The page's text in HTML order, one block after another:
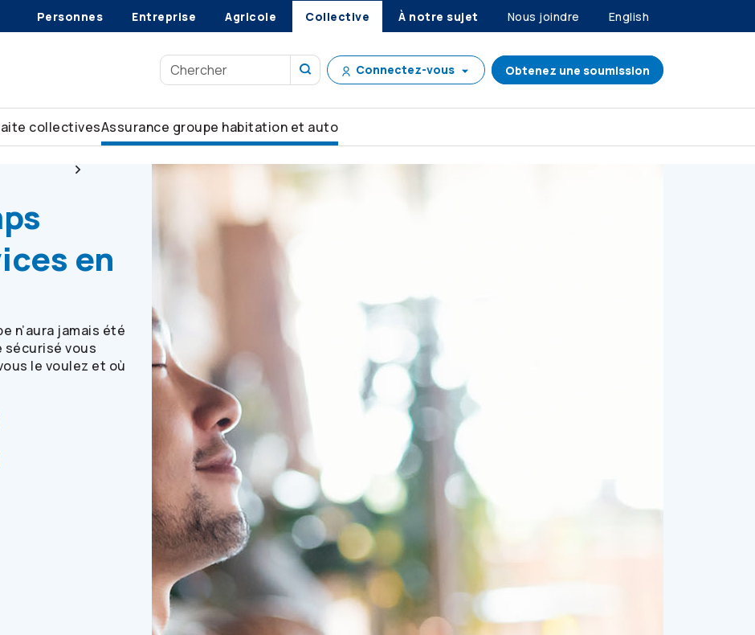
Personnes Entreprise Agricole Collective À notre sujet Nous joindre English
Connectez-vous Obtenez une soumission
collectivesAssurance groupe habitation et auto
Compte des Services en ligne
en
n’aura jamais été
sécurisé vous
le voulez et où